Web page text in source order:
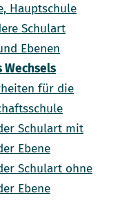
Hauptschule
Schulart
Ebenen
Wechsels
für die
Schulart mit
Ebene
Schulart ohne
Ebene